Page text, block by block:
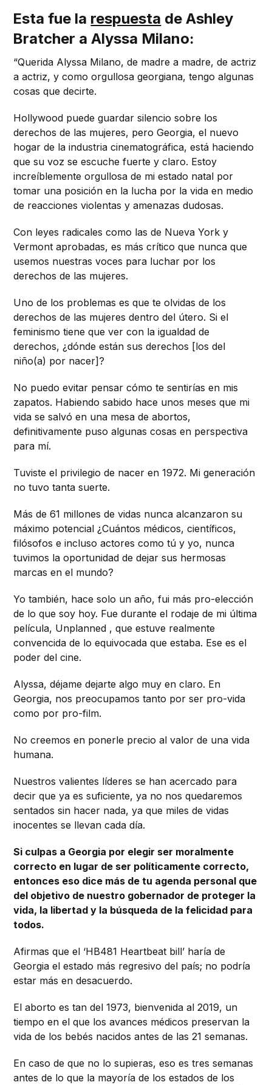
Esta fue la respuesta de Ashley
Bratcher a Alyssa Milano:
“Querida Alyssa Milano, de madre a madre, de actriz
a actriz, y como orgullosa georgiana, tengo algunas
cosas que decirte.
Hollywood puede guardar silencio sobre los
derechos de las mujeres, pero Georgia, el nuevo
hogar de la industria cinematográfica, está haciendo
que su voz se escuche fuerte y claro. Estoy
increíblemente orgullosa de mi estado natal por
tomar una posición en la lucha por la vida en medio
de reacciones violentas y amenazas dudosas.
Con leyes radicales como las de Nueva York y
Vermont aprobadas, es más crítico que nunca que
usemos nuestras voces para luchar por los
derechos de las mujeres.
Uno de los problemas es que te olvidas de los
derechos de las mujeres dentro del útero. Si el
feminismo tiene que ver con la igualdad de
derechos, ¿dónde están sus derechos [los del
niño(a) por nacer]?
No puedo evitar pensar cómo te sentirías en mis
zapatos. Habiendo sabido hace unos meses que mi
vida se salvó en una mesa de abortos,
definitivamente puso algunas cosas en perspectiva
para mí.
Tuviste el privilegio de nacer en 1972. Mi generación
no tuvo tanta suerte.
Más de 61 millones de vidas nunca alcanzaron su
máximo potencial ¿Cuántos médicos, científicos,
filósofos e incluso actores como tú y yo, nunca
tuvimos la oportunidad de dejar sus hermosas
marcas en el mundo?
Yo también, hace solo un año, fui más pro-elección
de lo que soy hoy. Fue durante el rodaje de mi última
película, Unplanned , que estuve realmente
convencida de lo equivocada que estaba. Ese es el
poder del cine.
Alyssa, déjame dejarte algo muy en claro. En
Georgia, nos preocupamos tanto por ser pro-vida
como por pro-film.
No creemos en ponerle precio al valor de una vida
humana.
Nuestros valientes líderes se han acercado para
decir que ya es suficiente, ya no nos quedaremos
sentados sin hacer nada, ya que miles de vidas
inocentes se llevan cada día.
Si culpas a Georgia por elegir ser moralmente
correcto en lugar de ser políticamente correcto,
entonces eso dice más de tu agenda personal que
del objetivo de nuestro gobernador de proteger la
vida, la libertad y la búsqueda de la felicidad para
todos.
Afirmas que el ‘HB481 Heartbeat bill’ haría de
Georgia el estado más regresivo del país; no podría
estar más en desacuerdo.
El aborto es tan del 1973, bienvenida al 2019, un
tiempo en el que los avances médicos preservan la
vida de los bebés nacidos antes de las 21 semanas.
En caso de que no lo supieras, eso es tres semanas
antes de lo que la mayoría de los estados de los